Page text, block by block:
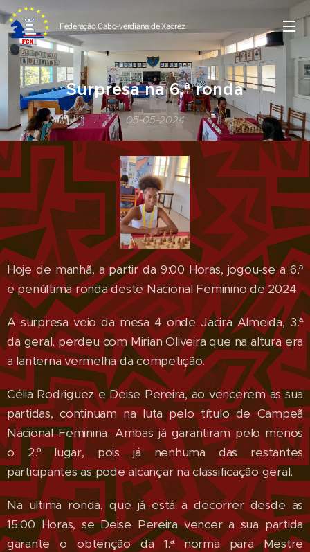
Federação Cabo-verdiana deXadrez
Surpresa na 6.ª ronda
05-05-2024
Hoje de manhã, a partir da 9:00 Horas, jogou-se a 6.ª
e penúltima ronda deste Nacional Feminino de 2024.
A surpresa veio da mesa 4 onde Jacira Almeida, 3.ª
da geral, perdeu com Mirian Oliveira que na altura era
a lanterna vermelha da competição.
Célia Rodriguez e Deise Pereira, ao vencerem as sua
partidas, continuam na luta pelo título de Campeã
Nacional Feminina. Ambas já garantiram pelo menos
o 2.º lugar, pois já nenhuma das restantes
participantes as pode alcançar na classificação geral.
Na ultima ronda, que já está a decorrer desde as
15:00 Horas, se Deise Pereira vencer a sua partida
garante o obtenção da 1.ª norma para Mestre